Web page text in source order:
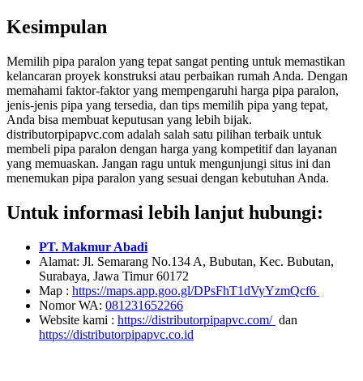
Kesimpulan
Memilih pipa paralon yang tepat sangat penting untuk memastikan
kelancaran proyek konstruksi atau perbaikan rumah Anda. Dengan
memahami faktor-faktor yang mempengaruhi harga pipa paralon,
jenis-jenis pipa yang tersedia, dan tips memilih pipa yang tepat,
Anda bisa membuat keputusan yang lebih bijak.
distributorpipapvc.com adalah salah satu pilihan terbaik untuk
membeli pipa paralon dengan harga yang kompetitif dan layanan
yang memuaskan. Jangan ragu untuk mengunjungi situs ini dan
menemukan pipa paralon yang sesuai dengan kebutuhan Anda.
Untuk informasi lebih lanjut hubungi:
PT. Makmur Abadi
Alamat: Jl. Semarang No.134 A, Bubutan, Kec. Bubutan,
Surabaya, Jawa Timur 60172
Map : https://maps.app.goo.gl/DPsFhT1dVyYzmQcf6
Nomor WA: 081231652266
Website kami : https://distributorpipapvc.com/ dan
https://distributorpipapvc.co.id